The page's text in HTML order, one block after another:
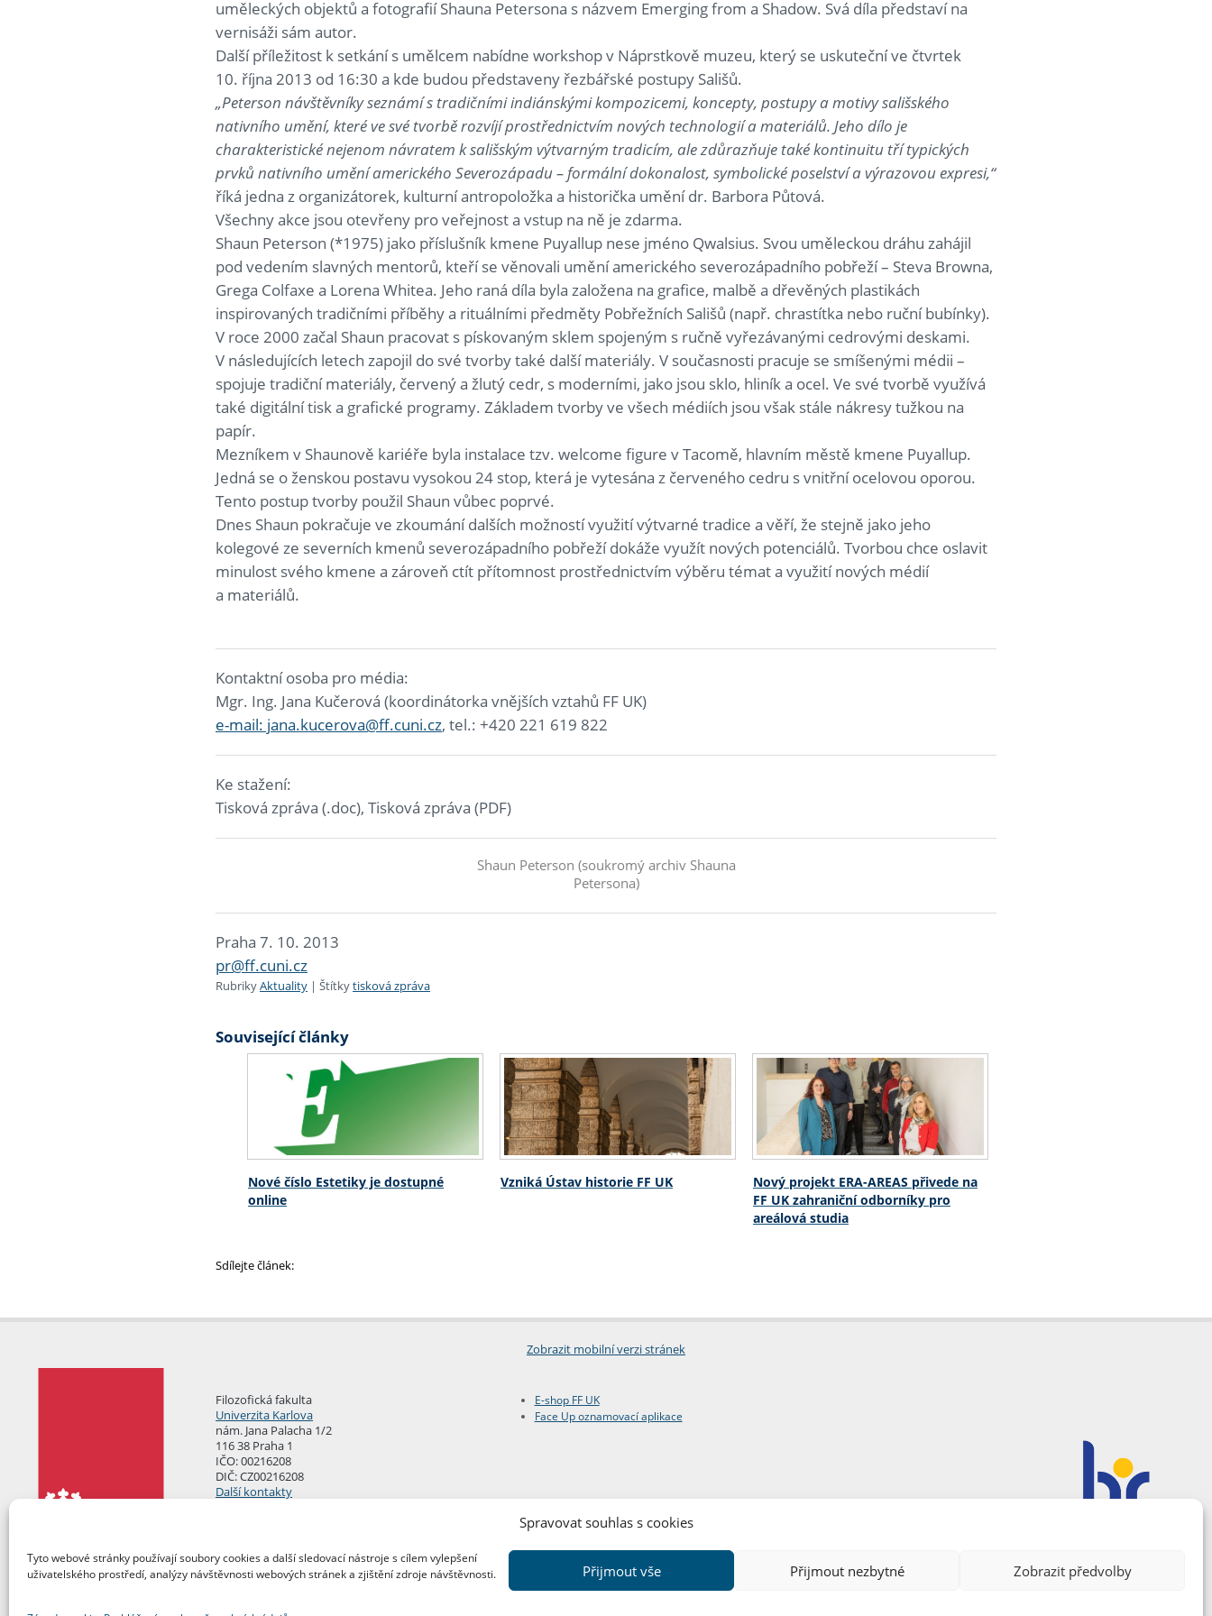
Spravovat souhlas s cookies
Tyto webové stránky používají soubory cookies a další sledovací nástroje s cílem vylepšení
uživatelského prostředí, analýzy návštěvnosti webových stránek a zjištění zdroje návštěvnosti.
Přijmout vše Přijmout nezbytné Zobrazit předvolby
uměleckých objektů a fotografií Shauna Petersona s názvem Emerging from a Shadow. Svá díla představí na
vernisáži sám autor.
Další příležitost k setkání s umělcem nabídne workshop v Náprstkově muzeu, který se uskuteční ve čtvrtek
10. října 2013 od 16:30 a kde budou představeny řezbářské postupy Sališů.
„Peterson návštěvníky seznámí s tradičními indiánskými kompozicemi, koncepty, postupy a motivy sališského
nativního umění, které ve své tvorbě rozvíjí prostřednictvím nových technologií a materiálů. Jeho dílo je
charakteristické nejenom návratem k sališským výtvarným tradicím, ale zdůrazňuje také kontinuitu tří typických
prvků nativního umění amerického Severozápadu – formální dokonalost, symbolické poselství a výrazovou expresi,“
říká jedna z organizátorek, kulturní antropoložka a historička umění dr. Barbora Půtová.
Všechny akce jsou otevřeny pro veřejnost a vstup na ně je zdarma.
Shaun Peterson (*1975) jako příslušník kmene Puyallup nese jméno Qwalsius. Svou uměleckou dráhu zahájil
pod vedením slavných mentorů, kteří se věnovali umění amerického severozápadního pobřeží – Steva Browna,
Grega Colfaxe a Lorena Whitea. Jeho raná díla byla založena na grafice, malbě a dřevěných plastikách
inspirovaných tradičními příběhy a rituálními předměty Pobřežních Sališů (např. chrastítka nebo ruční bubínky).
V roce 2000 začal Shaun pracovat s pískovaným sklem spojeným s ručně vyřezávanými cedrovými deskami.
V následujících letech zapojil do své tvorby také další materiály. V současnosti pracuje se smíšenými médii –
spojuje tradiční materiály, červený a žlutý cedr, s moderními, jako jsou sklo, hliník a ocel. Ve své tvorbě využívá
také digitální tisk a grafické programy. Základem tvorby ve všech médiích jsou však stále nákresy tužkou na
papír.
Mezníkem v Shaunově kariéře byla instalace tzv. welcome figure v Tacomě, hlavním městě kmene Puyallup.
Jedná se o ženskou postavu vysokou 24 stop, která je vytesána z červeného cedru s vnitřní ocelovou oporou.
Tento postup tvorby použil Shaun vůbec poprvé.
Dnes Shaun pokračuje ve zkoumání dalších možností využití výtvarné tradice a věří, že stejně jako jeho
kolegové ze severních kmenů severozápadního pobřeží dokáže využít nových potenciálů. Tvorbou chce oslavit
minulost svého kmene a zároveň ctít přítomnost prostřednictvím výběru témat a využití nových médií
a materiálů.
Kontaktní osoba pro média:
Mgr. Ing. Jana Kučerová (koordinátorka vnějších vztahů FF UK)
e-mail: jana.kucerova@ff.cuni.cz, tel.: +420 221 619 822
Ke stažení:
Tisková zpráva (.doc), Tisková zpráva (PDF)
Shaun Peterson (soukromý archiv Shauna
Petersona)
Praha 7. 10. 2013
pr@ff.cuni.cz
RubrikyAktuality | Štítkytisková zpráva
Související články
Nové číslo Estetiky je dostupné
online
Vzniká Ústav historie FF UK
Nový projekt ERA-AREAS přivede na
FF UK zahraniční odborníky pro
areálová studia
Sdílejte článek:
Zobrazit mobilní verzi stránek
Filozofická fakulta
Univerzita Karlova
nám. Jana Palacha 1/2
116 38 Praha 1
IČO: 00216208
DIČ: CZ00216208
Další kontakty
E-shop FF UK
Face Up oznamovací aplikace